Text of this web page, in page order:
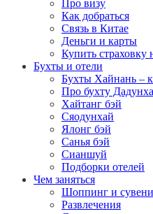
Про визу
Как добраться
Связь в Китае
Деньги и карты
Купить страховку
Бухты и отели
Бухты Хайнань –
Про бухту
Хайтанг бэй
Сяодунхай
Ялонг бэй
Санья бэй
Сианшуй
Подборки отелей
Чем заняться
Шоппинг и
Развлечения